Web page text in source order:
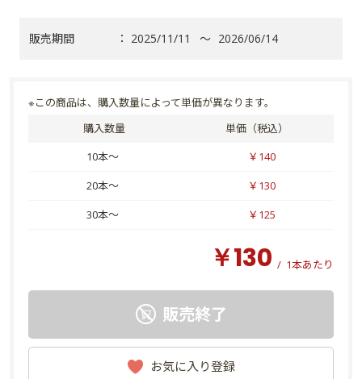
販売期間 ： 2025/11/11 ～ 2026/06/14
※この商品は、購入数量によって単価が異なります。
購入数量
単価（税込）
10本～
￥140
20本～
￥130
30本～
￥125
￥130 / 1本あたり
販売終了
お気に入り登録